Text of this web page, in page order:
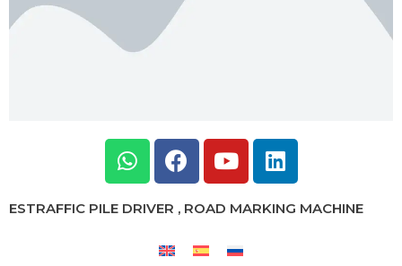
ESTRAFFIC PILE DRIVER , ROAD MARKING MACHINE